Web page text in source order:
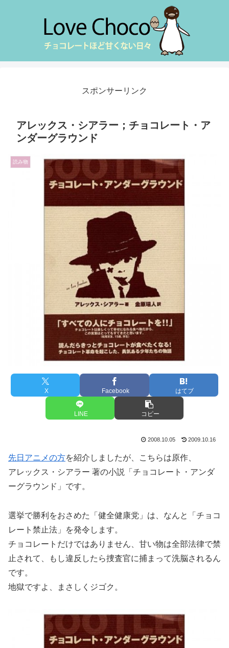
スポンサーリンク
アレックス・シアラー；チョコレート・ア
ンダーグラウンド
読み物
X Facebook はてブ
LINE コピー
2008.10.05 2009.10.16
先日アニメの方を紹介しましたが、こちらは原作、
アレックス・シアラー 著の小説「チョコレート・アンダ
ーグラウンド」です。
選挙で勝利をおさめた「健全健康党」は、なんと「チョコ
レート禁止法」を発令します。
チョコレートだけではありません、甘い物は全部法律で禁
止されて、もし違反したら捜査官に捕まって洗脳されるん
です。
地獄ですよ、まさしくジゴク。